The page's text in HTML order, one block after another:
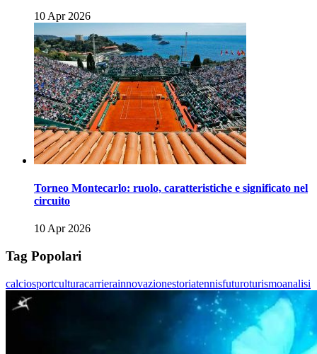
10 Apr 2026
Torneo Montecarlo: ruolo, caratteristiche e significato nel
circuito
10 Apr 2026
Tag Popolari
calciosportculturacarrierainnovazionestoriatennisfuturoturismoanalisi